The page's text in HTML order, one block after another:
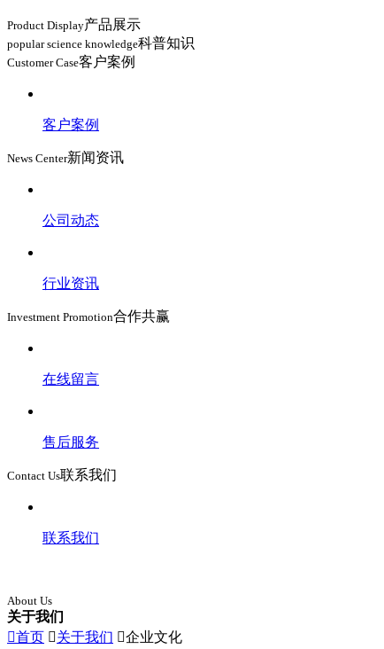
Product Display产品展示
popular science knowledge科普知识
Customer Case客户案例
客户案例
News Center新闻资讯
公司动态
行业资讯
Investment Promotion合作共赢
在线留言
售后服务
Contact Us联系我们
联系我们
About Us
关于我们
首页 关于我们 企业文化